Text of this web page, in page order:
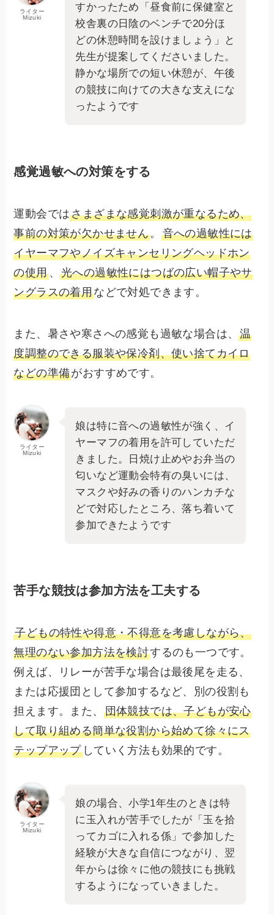
ライター
Mizuki
すかったため「昼食前に保健室と
校舎裏の日陰のベンチで20分ほ
どの休憩時間を設けましょう」と
先生が提案してくださいました。
静かな場所での短い休憩が、午後
の競技に向けての大きな支えにな
ったようです
感覚過敏への対策をする
運動会ではさまざまな感覚刺激が重なるため、
事前の対策が欠かせません。 音への過敏性には
イヤーマフやノイズキャンセリングヘッドホン
の使用、光への過敏性にはつばの広い帽子やサ
ングラスの着用などで対処できます。
また、暑さや寒さへの感覚も過敏な場合は、温
度調整のできる服装や保冷剤、使い捨てカイロ
などの準備がおすすめです。
ライター
Mizuki
娘は特に音への過敏性が強く、イ
ヤーマフの着用を許可していただ
きました。日焼け止めやお弁当の
匂いなど運動会特有の臭いには、
マスクや好みの香りのハンカチな
どで対応したところ、落ち着いて
参加できたようです
苦手な競技は参加方法を工夫する
子どもの特性や得意・不得意を考慮しながら、
無理のない参加方法を検討するのも一つです。
例えば、リレーが苦手な場合は最後尾を走る、
または応援団として参加するなど、別の役割も
担えます。また、 団体競技では、子どもが安心
して取り組める簡単な役割から始めて徐々にス
テップアップしていく方法も効果的です。
ライター
Mizuki
娘の場合、小学1年生のときは特
に玉入れが苦手でしたが「玉を拾
ってカゴに入れる係」で参加した
経験が大きな自信につながり、翌
年からは徐々に他の競技にも挑戦
するようになっていきました。